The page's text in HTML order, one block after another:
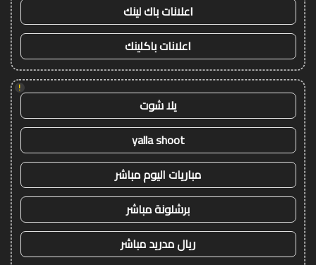
اعلانات باك لينك
اعلانات باكلينك
!
يلا شوت
yalla shoot
مباريات اليوم مباشر
برشلونة مباشر
ريال مدريد مباشر